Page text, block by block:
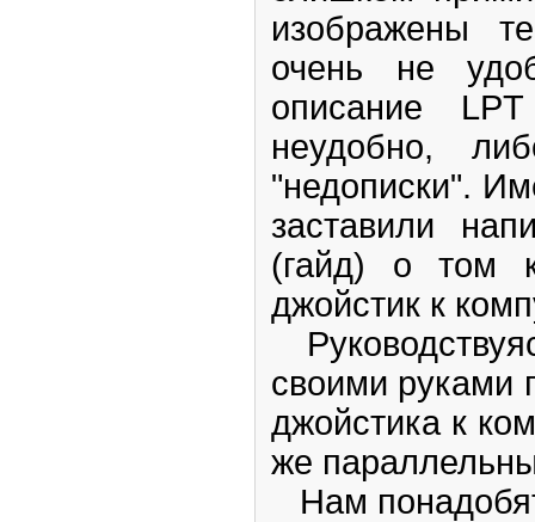
изображены
очень не
описание
неудобно,
"недописки".
заставили
(гайд) о том
джойстик к
своими руками
джойстика к
же
Нам